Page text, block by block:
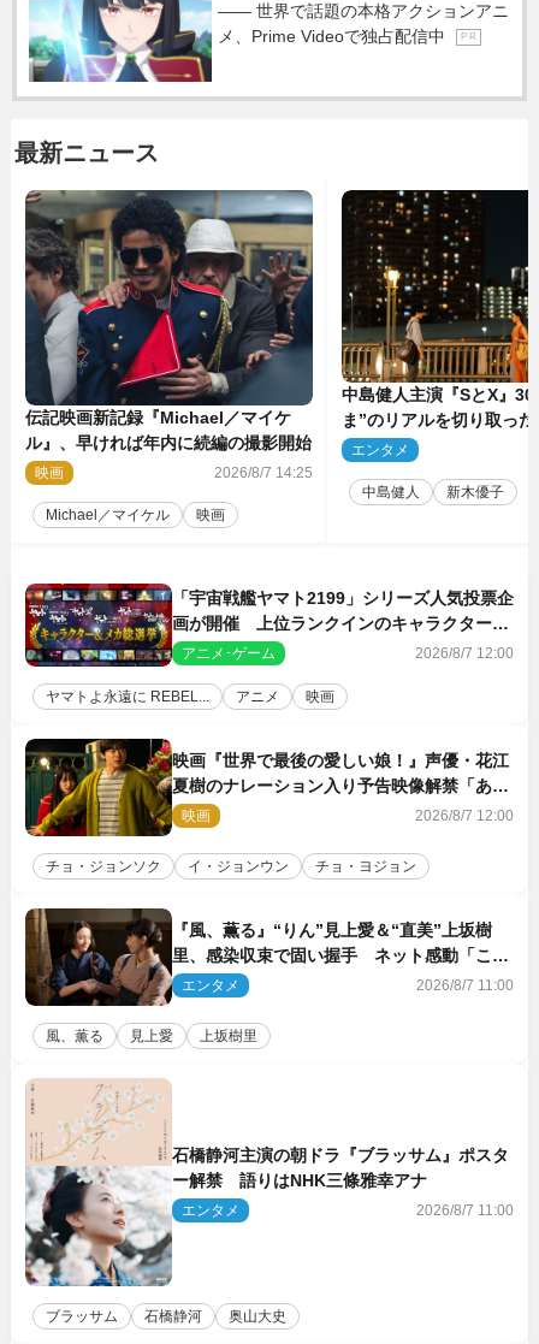
―― 世界で話題の本格アクションアニ
メ、Prime Videoで独占配信中
P R
最新ニュース
伝記映画新記録『Michael／マイケ
ル』、早ければ年内に続編の撮影開始
映画 2026/8/7 14:25
Michael／マイケル 映画
中島健人主演『SとX』30
ま”のリアルを切り取っ
5点解禁
エンタメ
中島健人 新木優子
「宇宙戦艦ヤマト2199」シリーズ人気投票企
画が開催 上位ランクインのキャラクター＆
メカは新規描き下ろしイラストを制作
アニメ･ゲーム 2026/8/7 12:00
ヤマトよ永遠に REBEL... アニメ 映画
映画『世界で最後の愛しい娘！』声優・花江
夏樹のナレーション入り予告映像解禁「あふ
れ出る温かさに涙が止まらない！」
映画 2026/8/7 12:00
チョ・ジョンソク イ・ジョンウン チョ・ヨジョン
『風、薫る』“りん”見上愛＆“直美”上坂樹
里、感染収束で固い握手 ネット感動「この
バディは最強」「アツい」
エンタメ 2026/8/7 11:00
風、薫る 見上愛 上坂樹里
石橋静河主演の朝ドラ『ブラッサム』ポスタ
ー解禁 語りはNHK三條雅幸アナ
エンタメ 2026/8/7 11:00
ブラッサム 石橋静河 奥山大史